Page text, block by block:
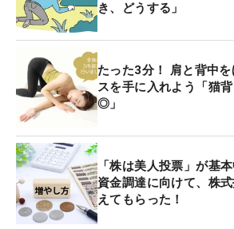
き、どうする」
たった3分！ 肩と背中
スを手に入れよう「猫
◎」
「株は美人投票」が基
資金調達に向けて、株
えてもらった！